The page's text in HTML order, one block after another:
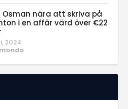
Osman nära att skriva på
i en affär värd över €22
2024